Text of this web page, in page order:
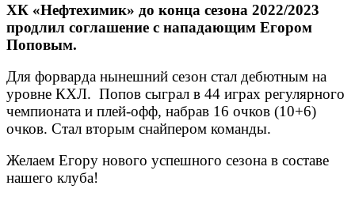
ХК «Нефтехимик» до конца сезона 2022/2023
продлил соглашение с нападающим Егором
Поповым.
Для форварда нынешний сезон стал дебютным на
уровне КХЛ. Попов сыграл в 44 играх регулярного
чемпионата и плей-офф, набрав 16 очков (10+6)
очков. Cтал вторым снайпером команды.
Желаем Егору нового успешного сезона в составе
нашего клуба!